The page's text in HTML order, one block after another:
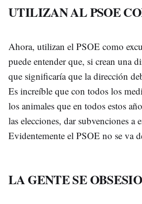
UTILIZAN AL PSOE
Ahora, utilizan el PSOE como
puede entender que, si crean una
que significaría que la dirección
Es increíble que con todos los
los animales que en todos estos
las elecciones, dar subvenciones a
Evidentemente el PSOE no se va
LA GENTE SE